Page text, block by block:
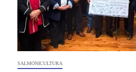
SALMONICULTURA